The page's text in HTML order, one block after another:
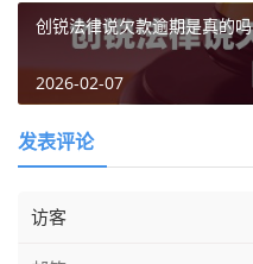
创锐法律说欠款逾期是真的吗
2026-02-07
发表评论